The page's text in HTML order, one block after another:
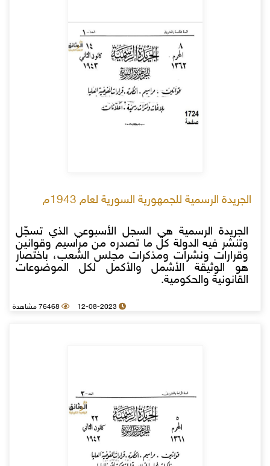
الجريدة الرسمية للجمهورية السورية لعام 1943م
الجريدة الرسمية هي السجل الأسبوعي الذي تسجّل
وتنشر فيه الدولة كل ما تصدره من مراسيم وقوانين
وقرارات ونشرات ومذكرات مجلس الشعب، باختصار
هو الوثيقة الأشمل والأكمل لكل الموضوعات
القانونية والحكومية.
12-08-2023 76468 مشاهدة